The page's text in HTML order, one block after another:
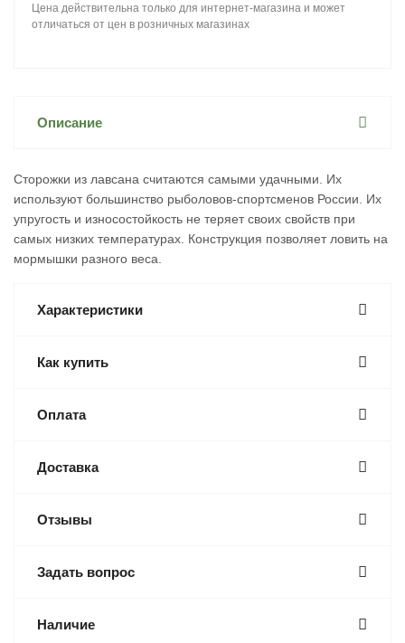
Цена действительна только для интернет-магазина и может
отличаться от цен в розничных магазинах
Описание
Сторожки из лавсана считаются самыми удачными. Их
используют большинство рыболовов-спортсменов России. Их
упругость и износостойкость не теряет своих свойств при
самых низких температурах. Конструкция позволяет ловить на
мормышки разного веса.
Характеристики
Как купить
Оплата
Доставка
Отзывы
Задать вопрос
Наличие